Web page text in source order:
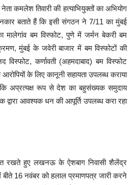
कमलेश तिवारी की हत्याभियुक्तों का अभियोग
बताते हैं कि इसी संगठन ने 7/11 का मुंबई
मालेगांव बम विस्फोट, पुणे में जर्मन बेकरी बम
मुंबई के जवेरी बाजार में बम विस्फोटों की
विस्फोट, कर्णावती (अहमदाबाद) बम विस्फोट
के लिए कानूनी सहायता उपलब्ध कराया
अप्रत्यक्ष रूप से देश का बहुसंख्यक समुदाय
द्वारा आवश्यक धन की आपूर्ति उपलब्ध करा रहा
रखते हुए लखनऊ के ऐशबाग निवासी शैलेंद्र
16 नवंबर को हलाल प्रमाणपत्र जारी करने